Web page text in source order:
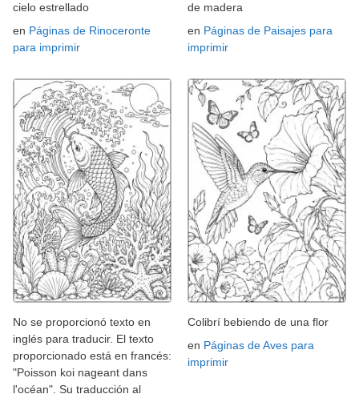
cielo estrellado
en Páginas de Rinoceronte
para imprimir
de madera
en Páginas de Paisajes para
imprimir
No se proporcionó texto en
inglés para traducir. El texto
proporcionado está en francés:
"Poisson koi nageant dans
l'océan". Su traducción al
Colibrí bebiendo de una flor
en Páginas de Aves para
imprimir